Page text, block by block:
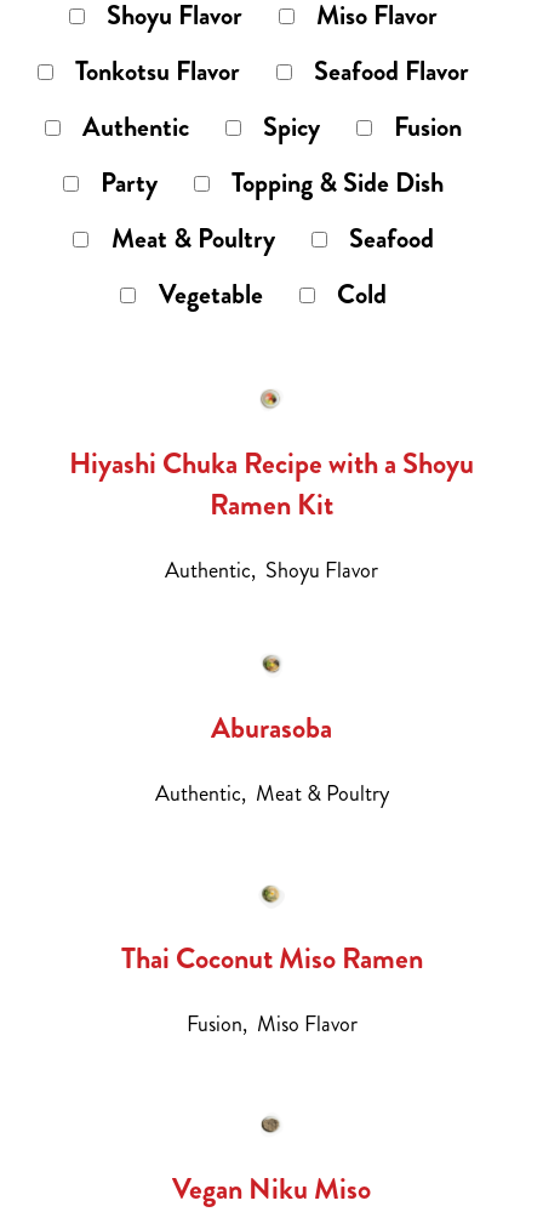
Shoyu Flavor
Miso Flavor
Tonkotsu Flavor
Seafood Flavor
Authentic
Spicy
Fusion
Party
Topping & Side Dish
Meat & Poultry
Seafood
Vegetable
Cold
Hiyashi Chuka Recipe with a Shoyu
Ramen Kit
Authentic, Shoyu Flavor
Aburasoba
Authentic, Meat & Poultry
Thai Coconut Miso Ramen
Fusion, Miso Flavor
Vegan Niku Miso